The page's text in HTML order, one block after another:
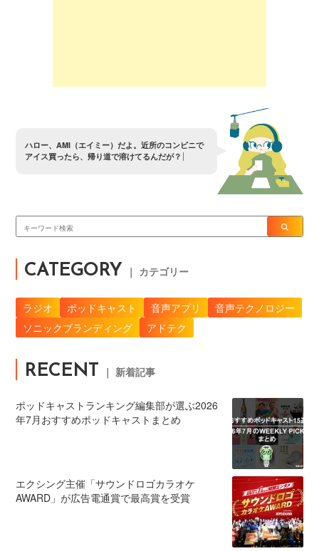
ハロー、 AMI（エイ ミ ー） だよ 。 近所のコンビニで
アイス買った ら、 帰り道で溶けてるんだが？
CATEGORY ｜ カテゴリー
ラジオ ポッドキャスト 音声アプリ
音声テクノロジー
ソニックブランディング
アドテク
RECENT ｜ 新着記事
ポッドキャストランキング編集部が選ぶ2026
年7月おすすめポッドキャストまとめ
エクシング主催「サウンドロゴカラオケ
AWARD」が広告電通賞で最高賞を受賞